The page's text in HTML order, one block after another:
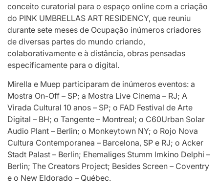
conceito curatorial para o espaço online com a criação
do PINK UMBRELLAS ART RESIDENCY, que reuniu
durante sete meses de Ocupação inúmeros criadores
de diversas partes do mundo criando,
colaborativamente e à distância, obras pensadas
especificamente para o digital.
Mirella e Muep participaram de inúmeros eventos: a
Mostra On-Off – SP; a Mostra Live Cinema – RJ; A
Virada Cultural 10 anos – SP; o FAD Festival de Arte
Digital – BH; o Tangente – Montreal; o C60Urban Solar
Audio Plant – Berlin; o Monkeytown NY; o Rojo Nova
Cultura Contemporanea – Barcelona, SP e RJ; o Acker
Stadt Palast – Berlin; Ehemaliges Stumm lmkino Delphi –
Berlin; The Creators Project; Besides Screen – Coventry
e o New Eldorado – Québec.